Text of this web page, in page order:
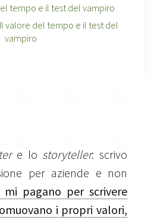
tempo e il test del vampiro
Il valore del tempo e il test del
vampiro
e lo storyteller: scrivo
per aziende e non
mi pagano per scrivere
i propri valori,